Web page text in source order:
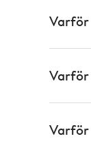
Varför